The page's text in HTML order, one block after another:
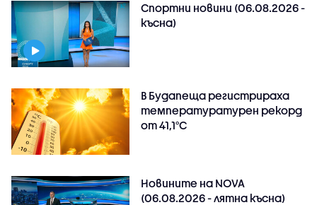
Спортни новини (06.08.2026 -
късна)
В Будапеща регистрираха
температуратурен рекорд
от 41,1°C
Новините на NOVA
(06.08.2026 - лятна късна)